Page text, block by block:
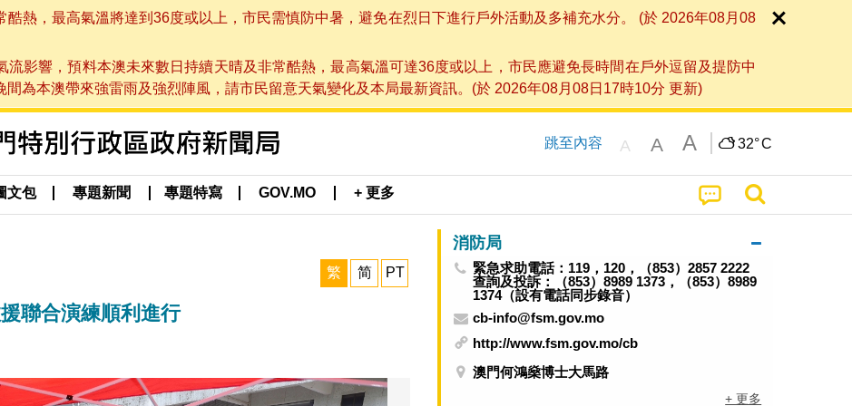
熱，最高氣溫將達到36度或以上，市民需慎防中暑，避免在烈日下進行戶外活動及多補充水分。 (於 2026年08月08
影響，預料本澳未來數日持續天晴及非常酷熱，最高氣溫可達36度或以上，市民應避免長時間在戶外逗留及提防中
為本澳帶來強雷雨及強烈陣風，請市民留意天氣變化及本局最新資訊。(於 2026年08月08日17時10分 更新)
跳至內容 A A A 32°C
文包 專題新聞 專題特寫 GOV.MO + 更多
繁 简 PT
聯合演練順利進行
消防局
緊急求助電話：119，120，（853）2857 2222
查詢及投訴：（853）8989 1373，（853）8989
1374（設有電話同步錄音）
cb-info@fsm.gov.mo
http://www.fsm.gov.mo/cb
澳門何鴻燊博士大馬路
+ 更多